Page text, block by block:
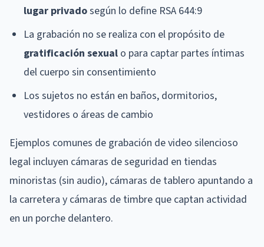
lugar privadosegún lo define RSA 644:9
La grabación no se realiza con el propósito de
gratificación sexual o para captar partes íntimas
del cuerpo sin consentimiento
Los sujetos no están en baños, dormitorios,
vestidores o áreas de cambio
Ejemplos comunes de grabación de video silencioso
legal incluyen cámaras de seguridad en tiendas
minoristas (sin audio), cámaras de tablero apuntando a
la carretera y cámaras de timbre que captan actividad
en un porche delantero.